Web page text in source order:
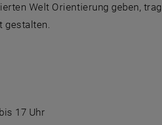
Welt Orientierung geben,
gestalten.
17 Uhr